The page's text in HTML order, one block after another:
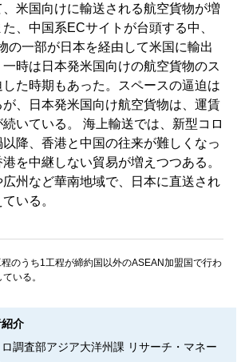
米国向けに輸送される航空貨物が増
、中国系ECサイトが台頭する中、
の一部が日本を経由して米国に輸出
一時は日本発米国向けの航空貨物のス
た時期もあった。スペースの逼迫は
、日本発米国向け航空貨物は、運賃
いている。 海上輸送では、新型コロ
降、香港と中国の往来が難しくなっ
を中継しない貿易が増えつつある。
州など華南地域で、日本に直送され
いる。
のうち1工程が締約国以外のASEAN加盟国で行わ
いる。
介
調査部アジア大洋州課 リサーチ・マネー